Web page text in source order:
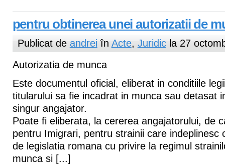
pentru obtinerea unei autorizatii de
Publicat de andreiîn Acte, Juridicla 27
Autorizatia de munca
Este documentul oficial, eliberat in conditiile
titularului sa fie incadrat in munca sau detasat
singur angajator.
Poate fi eliberata, la cererea angajatorului, de
pentru Imigrari, pentru strainii care indeplinesc
de legislatia romana cu privire la regimul
munca si [...]